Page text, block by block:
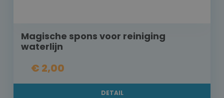
Magische spons voor reiniging
waterlijn
€ 2,00
DETAIL